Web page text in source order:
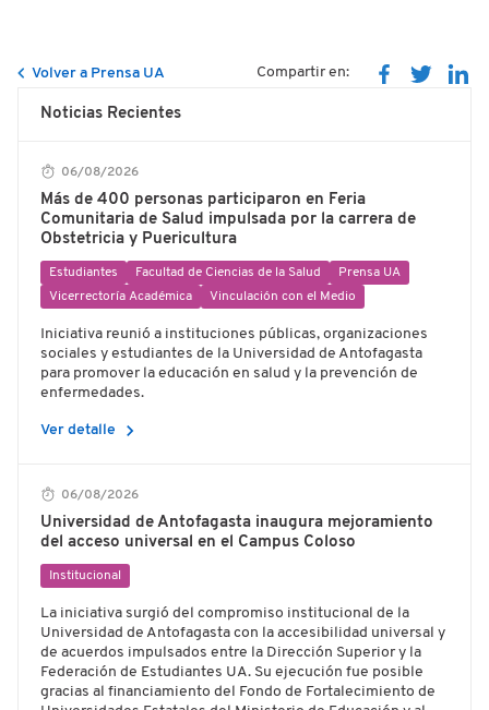
Volver a Prensa UA Compartir en:
Noticias Recientes
06/08/2026
Más de 400 personas participaron en Feria
Comunitaria de Salud impulsada por la carrera de
Obstetricia y Puericultura
Estudiantes Facultad de Ciencias de la Salud
Prensa UA
Vicerrectoría Académica
Vinculación con el Medio
Iniciativa reunió a instituciones públicas, organizaciones
sociales y estudiantes de la Universidad de Antofagasta
para promover la educación en salud y la prevención de
enfermedades.
Ver detalle chevron_right
06/08/2026
Universidad de Antofagasta inaugura mejoramiento
del acceso universal en el Campus Coloso
Institucional
La iniciativa surgió del compromiso institucional de la
Universidad de Antofagasta con la accesibilidad universal y
de acuerdos impulsados entre la Dirección Superior y la
Federación de Estudiantes UA. Su ejecución fue posible
gracias al financiamiento del Fondo de Fortalecimiento de